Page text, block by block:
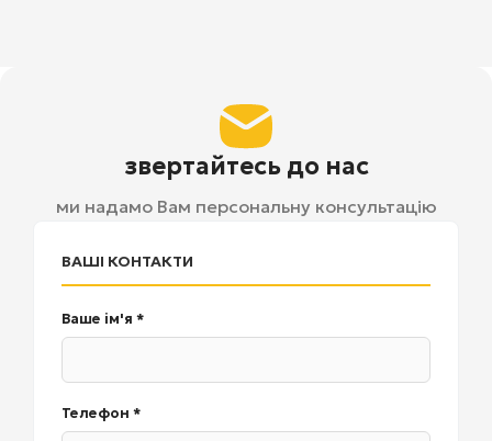
звертайтесь до нас
ми надамо Вам персональну консультацію
ВАШІ КОНТАКТИ
Ваше ім'я *
Телефон *